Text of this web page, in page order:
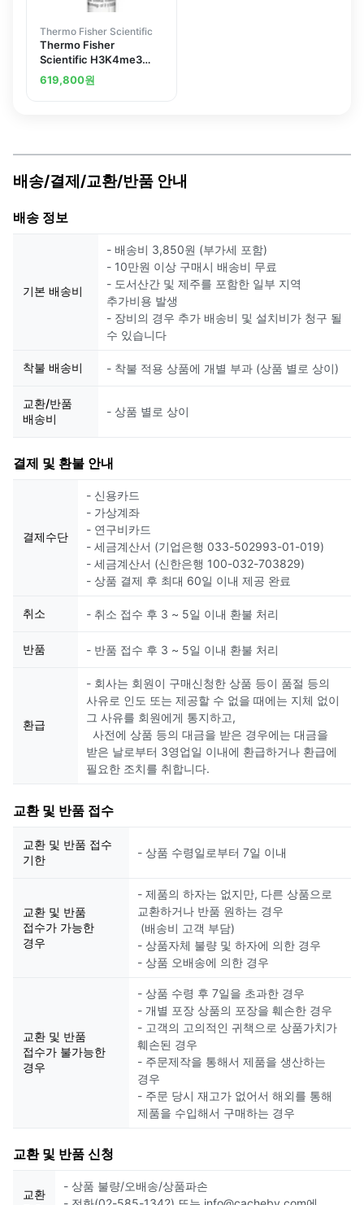
Thermo Fisher Scientific
Thermo Fisher
Scientific H3K4me3
Recombinant
Superclonal Antibody
619,800원
배송/결제/교환/반품 안내
배송 정보
기본 배송비
- 배송비 3,850원 (부가세 포함)
- 10만원 이상 구매시 배송비 무료
- 도서산간 및 제주를 포함한 일부 지역
추가비용 발생
- 장비의 경우 추가 배송비 및 설치비가 청구 될
수 있습니다
착불 배송비 - 착불 적용 상품에 개별 부과 (상품 별로 상이)
교환/반품
배송비
- 상품 별로 상이
결제 및 환불 안내
결제수단
- 신용카드
- 가상계좌
- 연구비카드
- 세금계산서 (기업은행 033-502993-01-019)
- 세금계산서 (신한은행 100-032-703829)
- 상품 결제 후 최대 60일 이내 제공 완료
취소 - 취소 접수 후 3 ~ 5일 이내 환불 처리
반품 - 반품 접수 후 3 ~ 5일 이내 환불 처리
환급
- 회사는 회원이 구매신청한 상품 등이 품절 등의
사유로 인도 또는 제공할 수 없을 때에는 지체 없이
그 사유를 회원에게 통지하고,
사전에 상품 등의 대금을 받은 경우에는 대금을
받은 날로부터 3영업일 이내에 환급하거나 환급에
필요한 조치를 취합니다.
교환 및 반품 접수
교환 및 반품 접수
기한
- 상품 수령일로부터 7일 이내
교환 및 반품
접수가 가능한
경우
- 제품의 하자는 없지만, 다른 상품으로
교환하거나 반품 원하는 경우
(배송비 고객 부담)
- 상품자체 불량 및 하자에 의한 경우
- 상품 오배송에 의한 경우
교환 및 반품
접수가 불가능한
경우
- 상품 수령 후 7일을 초과한 경우
- 개별 포장 상품의 포장을 훼손한 경우
- 고객의 고의적인 귀책으로 상품가치가
훼손된 경우
- 주문제작을 통해서 제품을 생산하는
경우
- 주문 당시 재고가 없어서 해외를 통해
제품을 수입해서 구매하는 경우
교환 및 반품 신청
교환
- 상품 불량/오배송/상품파손